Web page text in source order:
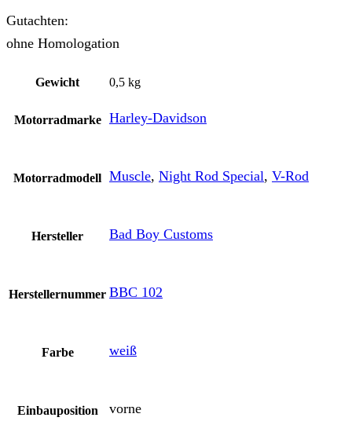
Gutachten:
ohne Homologation
Gewicht 0,5 kg
Motorradmarke Harley-Davidson
Motorradmodell Muscle, Night Rod Special, V-Rod
Hersteller Bad Boy Customs
Herstellernummer BBC 102
Farbe weiß
Einbauposition vorne